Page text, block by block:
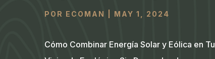
POR ECOMAN MAY 1, 2024
Cómo Combinar Energía Solar y Eólica en Tu